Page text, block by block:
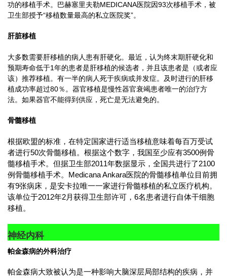
功的移植手术。巴赫塞里夫勒MEDICANA医院因93次移植手术，被
卫生部授予“移植数量最高的私立医院奖”。
肝脏移植
大多数需要肝移植的病人患有肝硬化。最近，认为终末期肝硬化和
预期寿命低于1年的患者是肝移植的候选者，并且该患者是（或者应
该）推荐移植。有一半的病人死于疾病或并发症。及时进行的肝移
植成功率超过80％。器官移植是慢性器官衰竭患者唯一的治疗方
法。如果器官不能得到供应，死亡是无法避免的。
骨髓移植
根据欧盟的标准，在特定国家进行适当移植意味着每百万受试
者进行50次骨髓移植。根据这个数字，我国至少应有3500例骨
髓移植手术。但据卫生部2011年数据显示，全国共进行了2100
例骨髓移植手术。Medicana Ankara医院的骨髓移植单位目前拥
有9张病床，是安卡拉唯一一家进行骨髓移植的私立医疗机构。
该单位于2012年2月获得卫生部许可，6名患者进行自体干细胞
移植。
神经内科
帕金森病的外科治疗
帕金森病大致被认为是一种影响大脑深层局部结构的疾病，并